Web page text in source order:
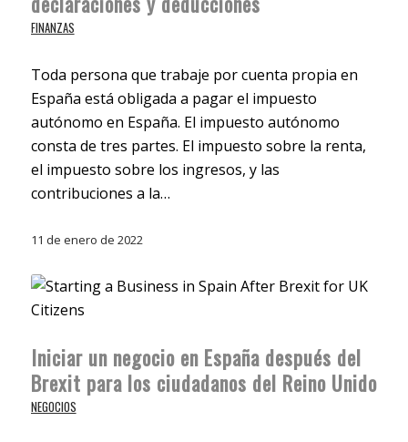
FINANZAS
Toda persona que trabaje por cuenta propia en
España está obligada a pagar el impuesto
autónomo en España. El impuesto autónomo
consta de tres partes. El impuesto sobre la renta,
el impuesto sobre los ingresos, y las
contribuciones a la…
11 de enero de 2022
Iniciar un negocio en España después del
Brexit para los ciudadanos del Reino Unido
NEGOCIOS